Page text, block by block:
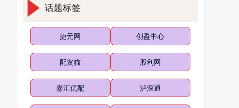
话题标签
捷元网 创盈中心
配资猫 股利网
嘉汇优配 泸深通